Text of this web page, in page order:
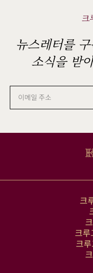
뉴스레터를
소식을 받
이
메
일
주
소
크
크
크